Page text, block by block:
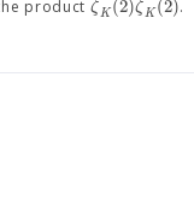
product ζK(2)ζK(2).